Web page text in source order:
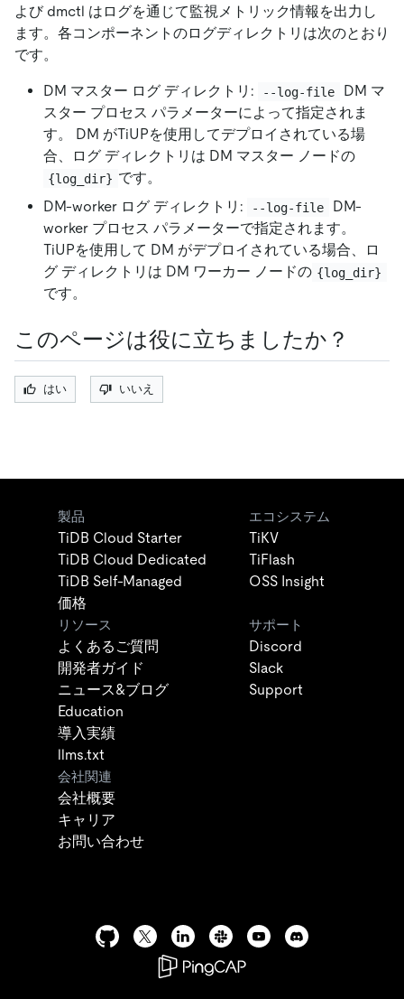
よび dmctl はログを通じて監視メトリック情報を出力し
ます。各コンポーネントのログディレクトリは次のとおり
です。
DM マスター ログ ディレクトリ: --log-file
DM マ
スター プロセス パラメーターによって指定されま
す。 DM がTiUPを使用してデプロイされている場
合、ログ ディレクトリは DM マスター ノードの
{log_dir} です。
DM-worker ログ ディレクトリ:
--log-file
DM-
worker プロセス パラメーターで指定されます。
TiUPを使用して DM がデプロイされている場合、ロ
グ ディレクトリは DM ワーカー ノードの {log_dir}
です。
このページは役に立ちましたか？
はい いいえ
製品
TiDB Cloud Starter
TiDB Cloud Dedicated
TiDB Self-Managed
価格
エコシステム
TiKV
TiFlash
OSS Insight
リソース
よくあるご質問
開発者ガイド
ニュース&ブログ
Education
導入実績
llms.txt
サポート
Discord
Slack
Support
会社関連
会社概要
キャリア
お問い合わせ